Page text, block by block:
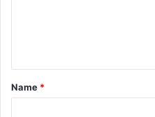
*
Name *